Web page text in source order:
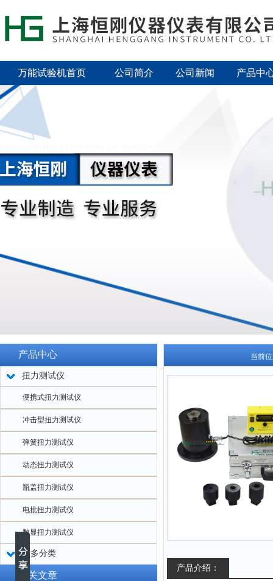
万能试验机首页 公司简介 公司新闻 产品中
产品中心
扭力测试仪
便携式扭力测试仪
冲击型扭力测试仪
弹簧扭力测试仪
动态扭力测试仪
瓶盖扭力测试仪
电批扭力测试仪
数显扭力测试仪
更多分类
相关文章
当前
产品介绍：